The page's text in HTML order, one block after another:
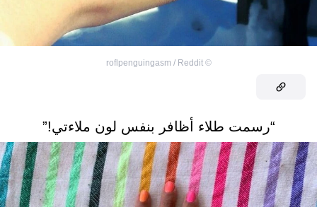
©
roflpenguingasm / Reddit
“رسمت طلاء أظافر بنفس لون ملاءتي!”